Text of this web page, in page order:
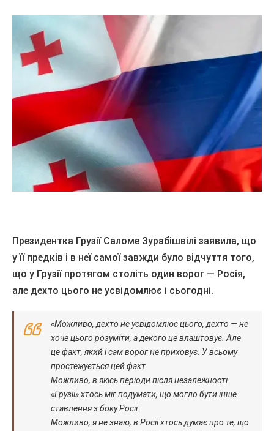
Президентка Грузії Саломе Зурабішвілі заявила, що
у її предків і в неї самої завжди було відчуття того,
що у Грузії протягом століть один ворог — Росія,
але дехто цього не усвідомлює і сьогодні.
«Можливо, дехто не усвідомлює цього, дехто — не
хоче цього розуміти, а декого це влаштовує. Але
це факт, який і сам ворог не приховує. У всьому
простежується цей факт.
Можливо, в якісь періоди після незалежності
«Грузії» хтось міг подумати, що могло бути інше
ставлення з боку Росії.
Можливо, я не знаю, в Росії хтось думає про те, що